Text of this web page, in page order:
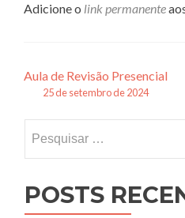
Adicione o link permanente
Navegação
posts
Aula de Revisão Presencial
25 de setembro de 2024
por:
POSTS